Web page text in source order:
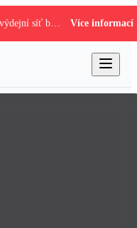
Vážení zákazníci, omlouváme se, ale výdejní síť boxů je mimo provoz. Nastalou situaci řešíme. Více informací